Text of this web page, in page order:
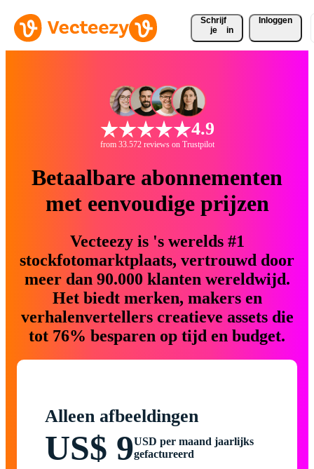
Schrijf
je
in
Inloggen
4.9
from 33.572 reviews on Trustpilot
Betaalbare abonnementen
met eenvoudige prijzen
Vecteezy is 's werelds #1
stockfotomarktplaats, vertrouwd door
meer dan 90.000 klanten wereldwijd.
Het biedt merken, makers en
verhalenvertellers creatieve assets die
tot 76% besparen op tijd en budget.
Alleen afbeeldingen
US$ 9USD per maand jaarlijks
gefactureerd